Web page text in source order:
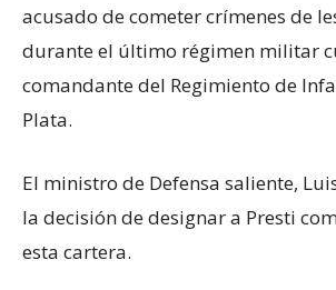
acusado de cometer crímenes de
durante el último régimen militar
comandante del Regimiento de
Plata.
El ministro de Defensa saliente,
la decisión de designar a Presti
esta cartera.